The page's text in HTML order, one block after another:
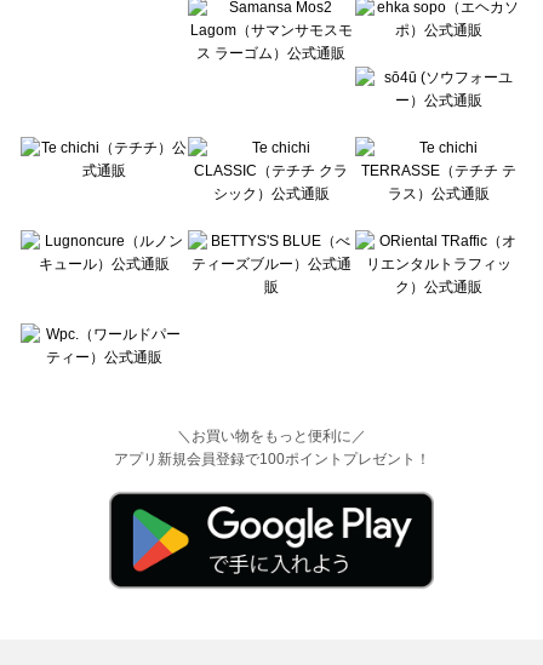
＼お買い物をもっと便利に／
アプリ新規会員登録で100ポイントプレゼント！